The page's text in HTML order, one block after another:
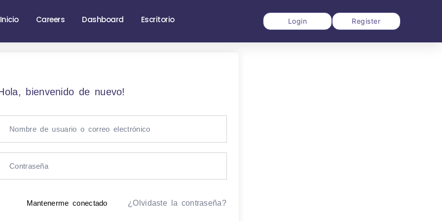
Inicio Careers Dashboard Escritorio Login Register
bienvenido de nuevo!
Mantenerme conectado ¿Olvidaste la contraseña?